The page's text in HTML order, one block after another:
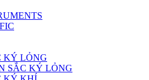
KÝ LỎNG
SẮC KÝ LỎNG